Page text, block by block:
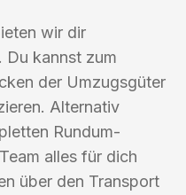
wir dir
Du kannst zum
der Umzugsgüter
Alternativ
Rundum-
alles für dich
über den Transport